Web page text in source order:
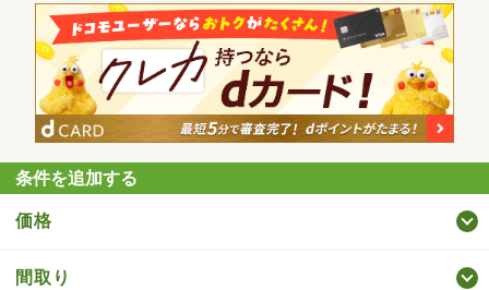
条件を追加する
価格
間取り